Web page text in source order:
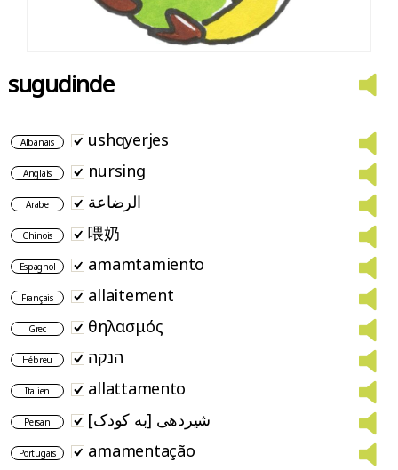
sugudinde
Albanais ushqyerjes
Anglais nursing
Arabe الرضاعة
Chinois 喂奶
Espagnol amamtamiento
Français allaitement
Grec θηλασμός
Hébreu הנקה
Italien allattamento
Persan شیردهی [به کودک]
Portugais amamentação